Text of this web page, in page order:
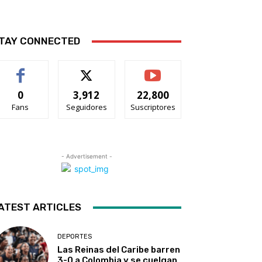
CONNECTED
0
Fans
3,912
Seguidores
22,800
Suscriptores
- Advertisement -
ARTICLES
DEPORTES
Las Reinas del Caribe barren